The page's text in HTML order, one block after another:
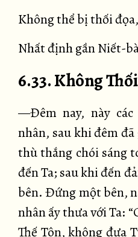
Không thể bị thối đọa,
Nhất định gần Niết-
6.33. Không
—Đêm nay, này các
nhân, sau khi đêm
thù thắng chói sáng
đến Ta; sau khi đến
bên. Đứng một bên,
nhân ấy thưa với Ta:
Thế Tôn, không đưa